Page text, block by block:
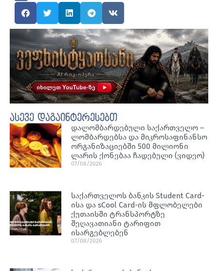
ასევე დაგაინტერესებთ
დალომბარდებული საქართველო –
ლომბარდებსა და მიკროსაფინანსო
ორგანიზაციებში 500 მილიონი
ლარის ქონებაა ჩადებული (ვიდეო)
07/08/2026
საქართველოს ბანკის Student Card-
ისა და sCool Card-ის მფლობელები
ქუთაისში ტრანსპორტზე
შეღავათიანი ტარიფით
ისარგებლებენ
07/08/2026